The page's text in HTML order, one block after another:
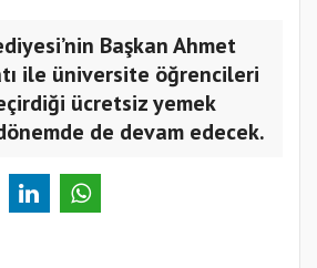
Başkan Ahmet
ile üniversite öğrencileri
ücretsiz yemek
de devam edecek.